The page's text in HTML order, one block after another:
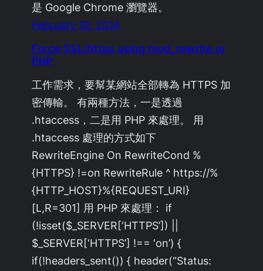
是 Google Chrome 瀏覽器。
February 19, 2014
Force SSL/https using mod_rewrite or
PHP
工作需求，要幫某網站全部轉為 HTTPS 加
密傳輸。 有兩種方法，一是透過
.htaccess，二是用 PHP 來處理。 用
.htaccess 處理的方式如下
RewriteEngine On RewriteCond %
{HTTPS} !=on RewriteRule ^ https://%
{HTTP_HOST}%{REQUEST_URI}
[L,R=301] 用 PHP 來處理： if
(!isset($_SERVER[‘HTTPS’]) ||
$_SERVER[‘HTTPS’] !== ‘on’) {
if(!headers_sent()) { header(“Status: